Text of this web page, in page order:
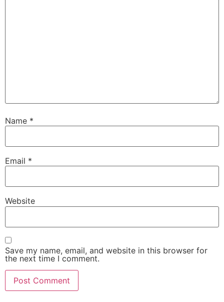
Name *
Email *
Website
Save my name, email, and website in this browser for
the next time I comment.